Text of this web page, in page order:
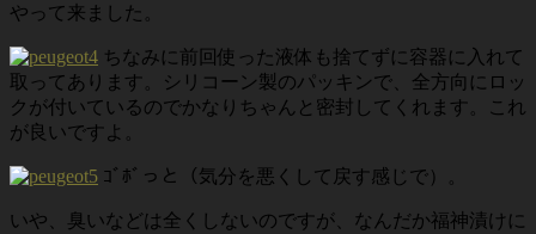
やって来ました。
ちなみに前回使った液体も捨てずに容器に入れて
取ってあります。シリコーン製のパッキンで、全方向にロッ
クが付いているのでかなりちゃんと密封してくれます。これ
が良いですよ。
ｺﾞﾎﾞっと（気分を悪くして戻す感じで）。
いや、臭いなどは全くしないのですが、なんだか福神漬けに